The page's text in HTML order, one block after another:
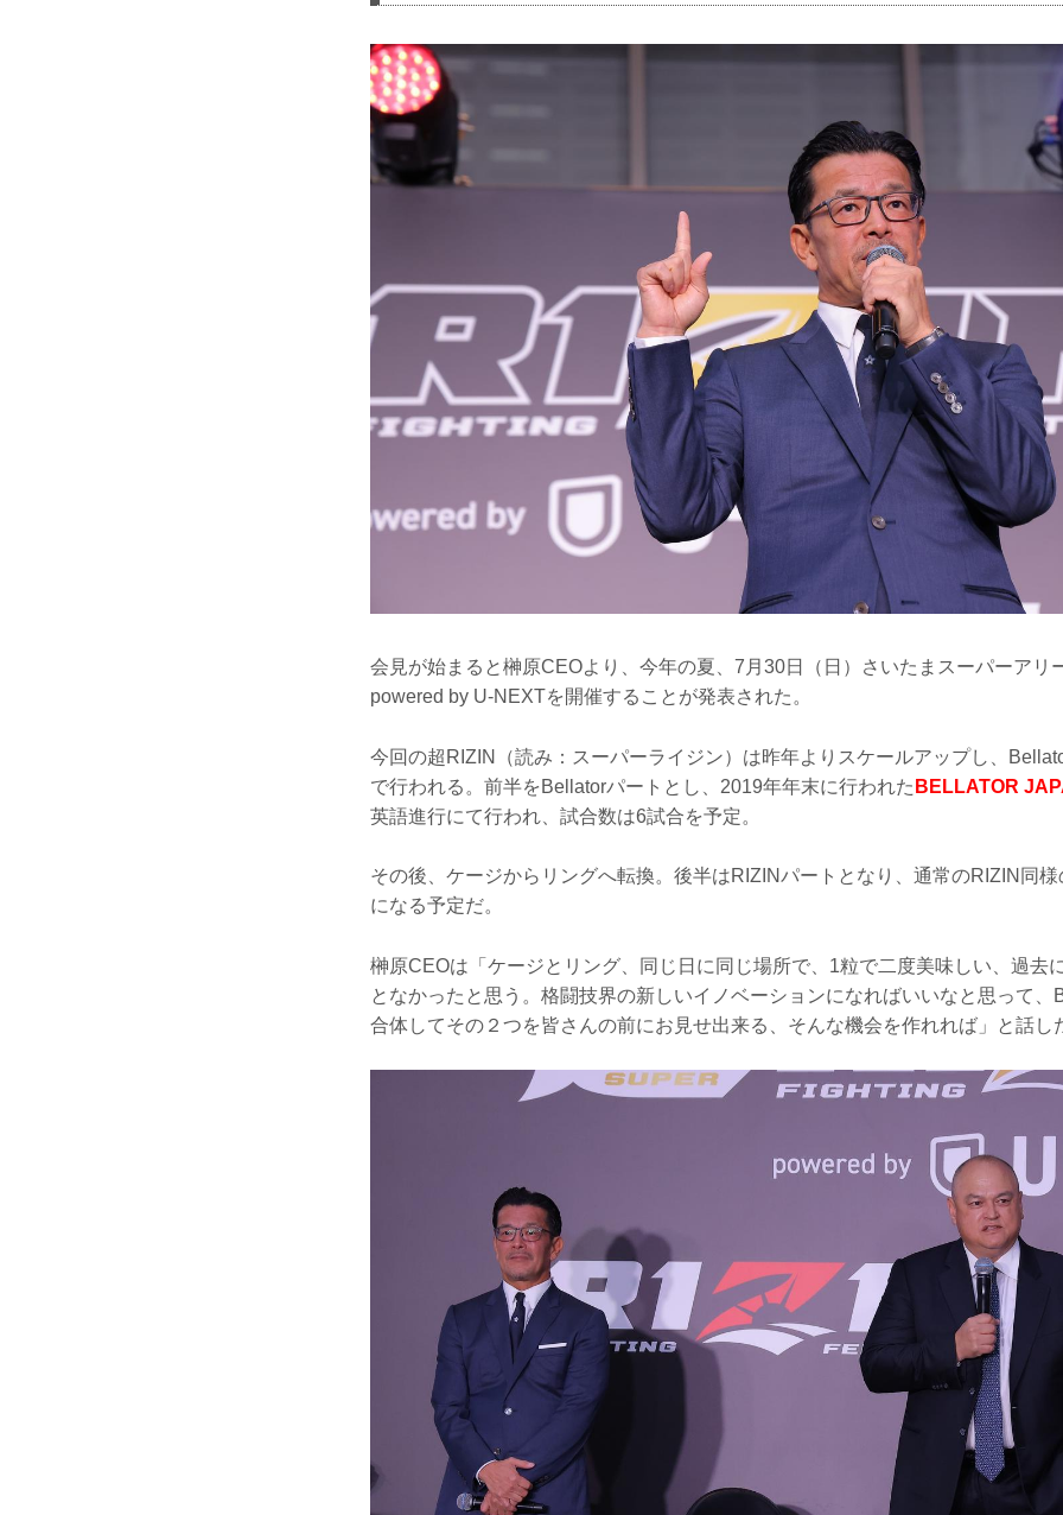
会見が始まると榊原CEOより、今年の夏、7月30日（日）さいたまスーパーアリ
powered by U-NEXTを開催することが発表された。
今回の超RIZIN（読み：スーパーライジン）は昨年よりスケールアップし、
で行われる。前半をBellatorパートとし、2019年年末に行われた BELLATOR
英語進行にて行われ、試合数は6試合を予定。
その後、ケージからリングへ転換。後半はRIZINパートとなり、通常のRIZIN同
になる予定だ。
榊原CEOは「ケージとリング、同じ日に同じ場所で、1粒で二度美味しい、過去
となかったと思う。格闘技界の新しいイノベーションになればいいなと思って、
合体してその２つを皆さんの前にお見せ出来る、そんな機会を作れれば」と話し